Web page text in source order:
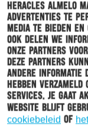
Heracles Almelo
advertenties te
media te bieden
Ook delen we
onze partners
Deze partners
andere informatie
hebben verzameld
services. Je gaat
website blijft
cookiebeleid of
WEDSTRIJD
FC UTRECHT